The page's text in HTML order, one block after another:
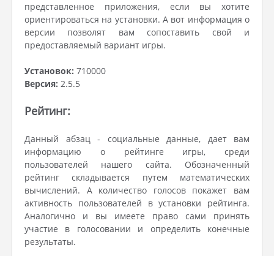
представленное приложения, если вы хотите
ориентироваться на установки. А вот информация о
версии позволят вам сопоставить свой и
предоставляемый вариант игры.
Установок: 710000
Версия: 2.5.5
Рейтинг:
Данный абзац - социальные данные, дает вам
информацию о рейтинге игры, среди
пользователей нашего сайта. Обозначенный
рейтинг складывается путем математических
вычислений. А количество голосов покажет вам
активность пользователей в установки рейтинга.
Аналогично и вы имеете право сами принять
участие в голосовании и определить конечные
результаты.